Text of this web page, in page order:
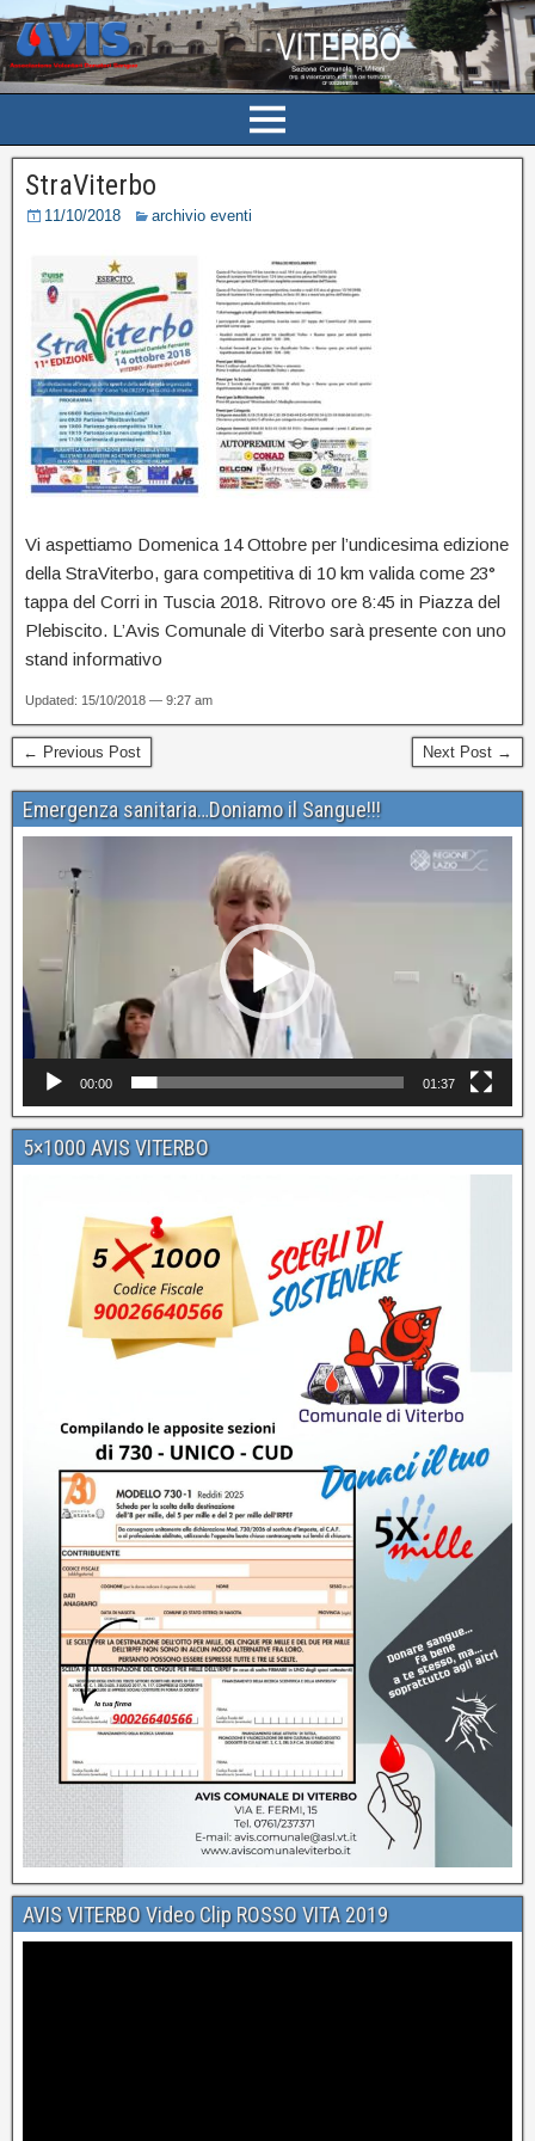
StraViterbo
11/10/2018 archivio eventi
Vi aspettiamo Domenica 14 Ottobre per l’undicesima edizione
della StraViterbo, gara competitiva di 10 km valida come 23°
tappa del Corri in Tuscia 2018. Ritrovo ore 8:45 in Piazza del
Plebiscito. L’Avis Comunale di Viterbo sarà presente con uno
stand informativo
Updated: 15/10/2018 — 9:27 am
← Previous Post Next Post →
Emergenza sanitaria…Doniamo il Sangue!!!
Player
00:00 01:37
5×1000 AVIS VITERBO
AVIS VITERBO Video Clip ROSSO VITA 2019